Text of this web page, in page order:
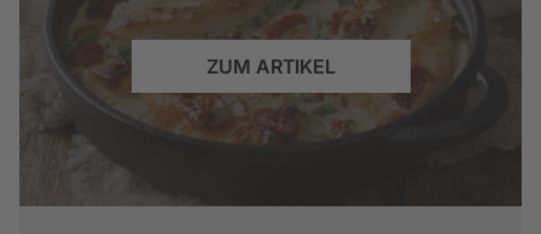
ZUM ARTIKEL